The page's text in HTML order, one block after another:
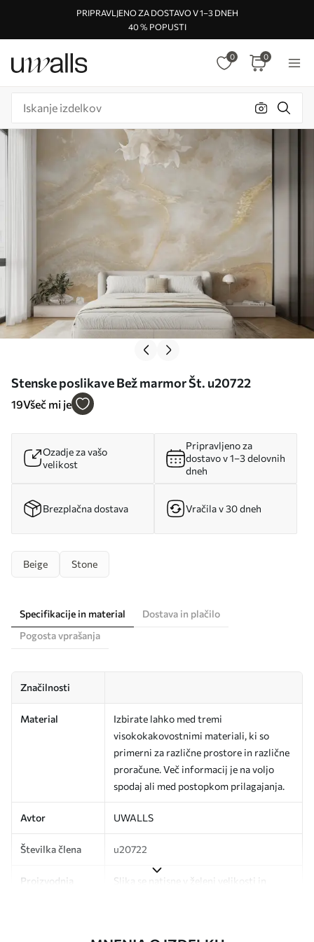
PRIPRAVLJENO ZA DOSTAVO V 1–3 DNEH
40 % POPUSTI
0 0
Stenske poslikave Bež marmor Št. u20722
19Všeč mi je
Ozadje za vašo
velikost
Pripravljeno za
dostavo v 1–3 delovnih
dneh
Brezplačna dostava Vračila v 30 dneh
Beige Stone
Specifikacije in material
Dostava in plačilo
Pogosta vprašanja
Značilnosti
Material
Izbirate lahko med tremi
visokokakovostnimi materiali, ki so
primerni za različne prostore in različne
proračune. Več informacij je na voljo
spodaj ali med postopkom prilagajanja.
Avtor UWALLS
Številka člena u20722
Proizvodnja
Slika se natisne v želeni velikosti in